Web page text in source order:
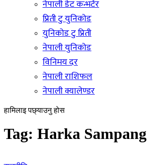
नेपाली डेट कन्भर्टर
प्रिती टु युनिकोड
युनिकोड टु प्रिती
नेपाली युनिकोड
विनिमय दर
नेपाली राशिफल
नेपाली क्यालेण्डर
हामिलाइ पछ्याउनु होस
Tag: Harka Sampang